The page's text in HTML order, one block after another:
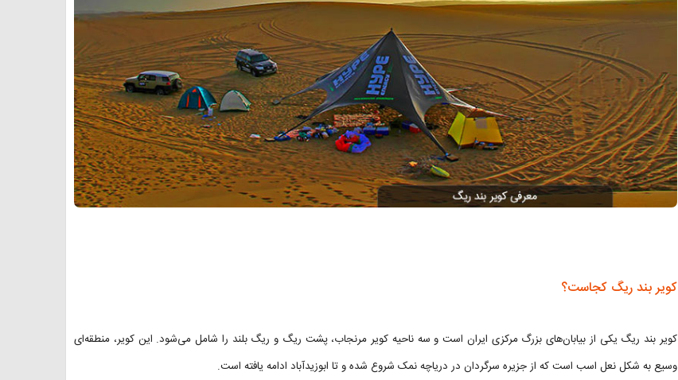
کویر بند ریگ کجاست؟
کویر بند ریگ یکی از بیابان‌های بزرگ مرکزی ایران است و سه ناحیه کویر مرنجاب، پشت ریگ و ریگ بلند را شامل می‌شود. این کویر، منطقه‌ای
وسیع به شکل نعل اسب است که از جزیره سرگردان در دریاچه نمک شروع شده و تا ابوزیدآباد ادامه یافته است.